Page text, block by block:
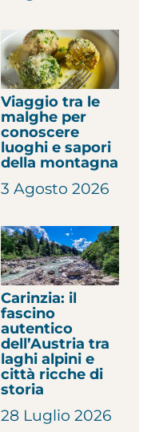
Viaggio tra le
malghe per
conoscere
luoghi e sapori
della montagna
3 Agosto 2026
Carinzia: il
fascino
autentico
dell’Austria tra
laghi alpini e
città ricche di
storia
28 Luglio 2026